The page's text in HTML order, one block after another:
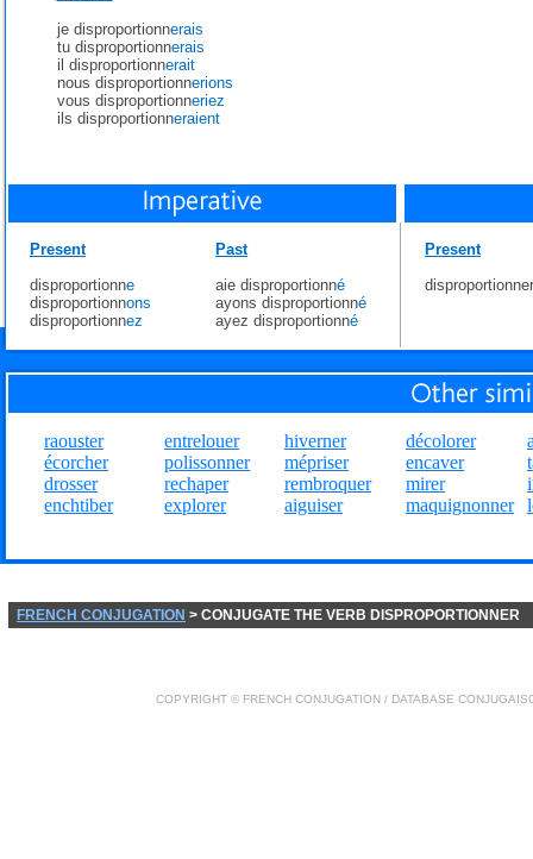
je disproportionnerais
tu disproportionnerais
il disproportionnerait
nous disproportionnerions
vous disproportionneriez
ils disproportionneraient
Present
disproportionne
disproportionnons
disproportionnez
Past
aie disproportionné
ayons disproportionné
ayez disproportionné
Present
disproportionner
raouster
écorcher
drosser
enchtiber
entrelouer
polissonner
rechaper
explorer
hiverner
mépriser
rembroquer
aiguiser
décolorer
encaver
mirer
maquignonner
FRENCH CONJUGATION > CONJUGATE THE VERB DISPROPORTIONNER
COPYRIGHT © FRENCH CONJUGATION / DATABASE